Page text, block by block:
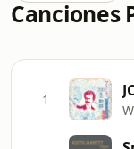
Canciones
1